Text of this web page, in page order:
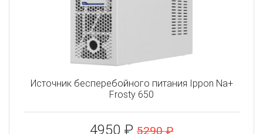
Источник бесперебойного питания Ippon Na+
Frosty 650
4950 ₽ 5290 ₽